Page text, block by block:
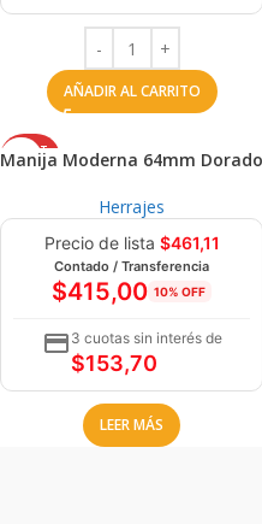
AÑADIR AL CARRITO
AGOT
ADO
Manija Moderna 64mm Dorado
Herrajes
Precio de lista $461,11
Contado / Transferencia
$415,00 10% OFF
3 cuotas sin interés de
$153,70
LEER MÁS